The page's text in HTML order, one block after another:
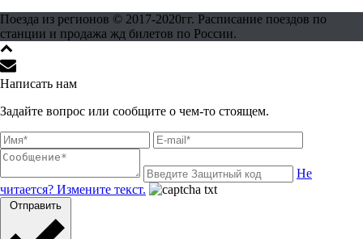
Поезда из регионов © 2017-2020гг. Расписание поездов по
станции и продажа жд билетов по России.
Написать нам
Задайте вопрос или сообщите о чем-то стоящем.
Не
читается? Измените текст.
Отправить